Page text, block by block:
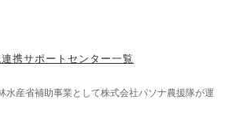
携サポートセンター一覧
水産省補助事業として株式会社パソナ農援隊が運